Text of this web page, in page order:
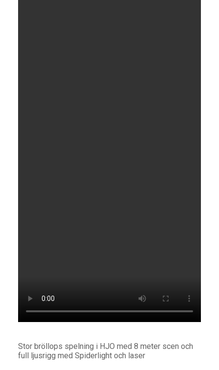
Stor bröllops spelning i HJO med 8 meter scen och
full ljusrigg med Spiderlight och laser